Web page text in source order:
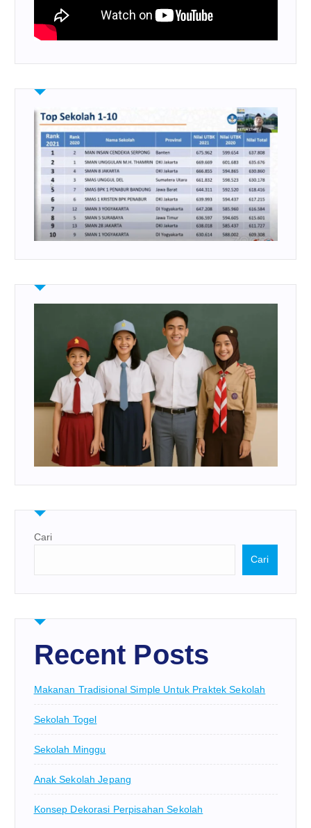
Cari
Cari
Recent Posts
Makanan Tradisional Simple Untuk Praktek Sekolah
Sekolah Togel
Sekolah Minggu
Anak Sekolah Jepang
Konsep Dekorasi Perpisahan Sekolah